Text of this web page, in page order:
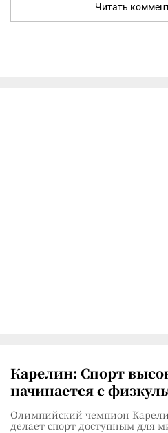
Читать
Карелин: Спорт
начинается с
Олимпийский чемпион
делает спорт доступным для